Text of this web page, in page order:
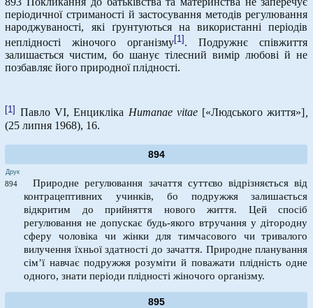
періодичної стриманості й застосування методів регулювання
народжуваності, які ґрунтуються на використанні періодів
неплідності жіночого організму[1] . Подружнє співжиття
залишається чистим, бо шанує тілесний вимір любові й не
позбавляє його природної плідності.
[1] Павло VI, Енцикліка Humanae vitae[«Людського життя»] ,
(25 липня 1968), 16.
894
Друк
894
Природне регулювання зачаття суттєво відрізняється від
контрацептивних учинків, бо подружжя залишається
відкритим до прийняття нового життя. Цей спосіб
регулювання не допускає будь-якого втручання у дітородну
сферу чоловіка чи жінки для тимчасового чи тривалого
вилучення їхньої здатності до зачаття. Природне планування
сім’ї навчає подружжя розуміти й поважати плідність одне
одного, знати періоди плідності жіночого організму.
895